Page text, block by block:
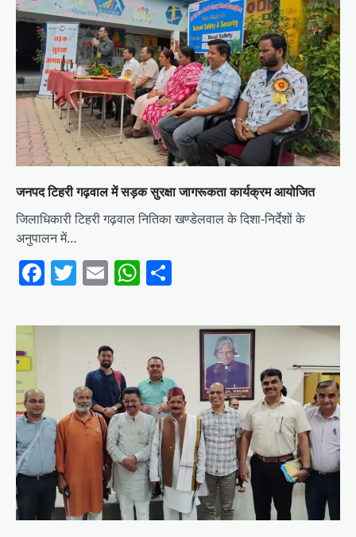
जनपद टिहरी गढ़वाल में सड़क सुरक्षा जागरूकता कार्यक्रम आयोजित
जिलाधिकारी टिहरी गढ़वाल नितिका खण्डेलवाल के दिशा-निर्देशों के
अनुपालन में…
Facebook
Twitter
EmailWhatsApp